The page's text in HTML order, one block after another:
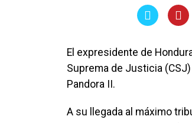
El expresidente de
Suprema de Justicia
Pandora II.
A su llegada al máximo